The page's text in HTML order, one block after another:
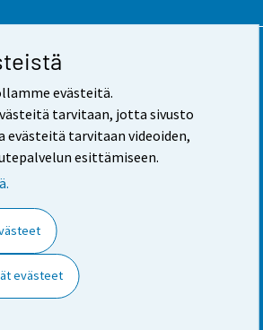
evästeitä.
tarvitaan, jotta sivusto
evästeitä tarvitaan videoiden,
esittämiseen.
evästeet